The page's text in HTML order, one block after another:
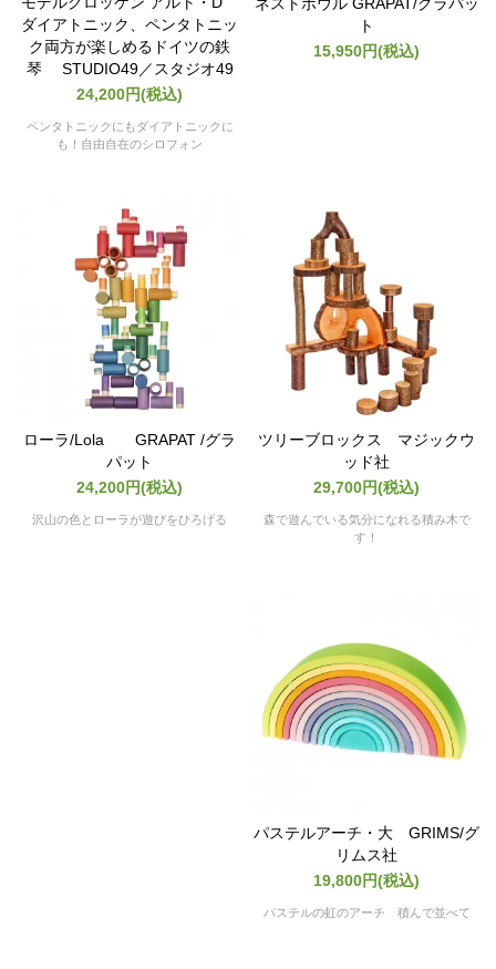
ダイアトニック、ペンタトニッ
ク両方が楽しめるドイツの鉄
琴 STUDIO49／スタジオ49
24,200円(税込)
ペンタトニックにもダイアトニックに
も！自由自在のシロフォン
ネストボウル GRAPAT/グラパッ
ト
15,950円(税込)
ローラ/Lola GRAPAT /グラ
パット
24,200円(税込)
沢山の色とローラが遊びをひろげる
ツリーブロックス マジックウ
ッド社
29,700円(税込)
森で遊んでいる気分になれる積み木で
す！
パステルアーチ・大 GRIMS/グ
リムス社
19,800円(税込)
パステルの虹のアーチ 積んで並べて